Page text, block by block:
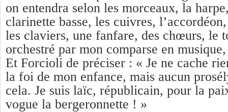
on entendra selon les morceaux, la
clarinette basse, les cuivres,
les claviers, une fanfare, des chœurs, le
orchestré par mon comparse en
Et Forcioli de préciser : « Je ne cache
la foi de mon enfance, mais aucun
cela. Je suis laïc, républicain, pour la
vogue la bergeronnette ! »